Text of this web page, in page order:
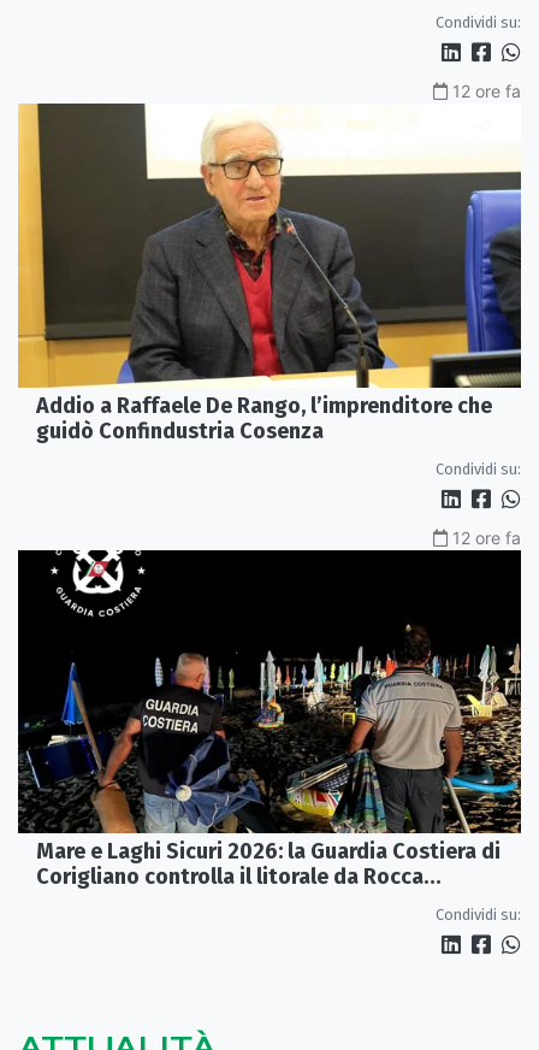
Condividi su:
12 ore fa
Addio a Raffaele De Rango, l’imprenditore che
guidò Confindustria Cosenza
Condividi su:
12 ore fa
Mare e Laghi Sicuri 2026: la Guardia Costiera di
Corigliano controlla il litorale da Rocca
Condividi su: